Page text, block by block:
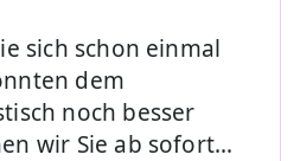
sich schon einmal
dem
noch besser
wir Sie ab sofort…